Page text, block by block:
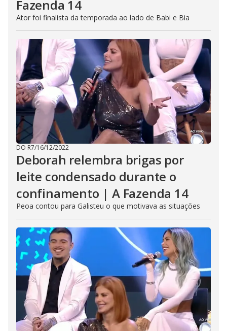
Fazenda 14
Ator foi finalista da temporada ao lado de Babi e Bia
DO R7/16/12/2022
Deborah relembra brigas por
leite condensado durante o
confinamento | A Fazenda 14
Peoa contou para Galisteu o que motivava as situações